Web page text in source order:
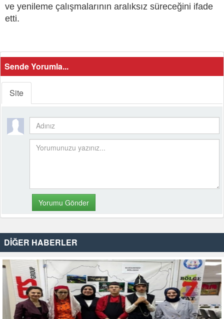
ve yenileme çalışmalarının aralıksız süreceğini ifade
etti.
Sende Yorumla...
Site
DİĞER HABERLER